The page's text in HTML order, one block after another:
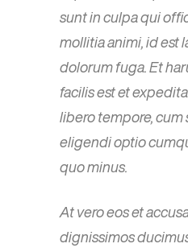
sunt in culpa qui
mollitia animi, id est
dolorum fuga. Et
facilis est et
libero tempore, cum
eligendi optio
quo minus.
At vero eos et
dignissimos